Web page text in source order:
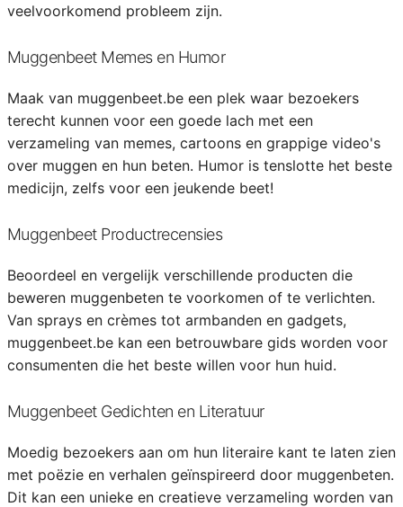
veelvoorkomend probleem zijn.
Muggenbeet Memes en Humor
Maak van muggenbeet.be een plek waar bezoekers
terecht kunnen voor een goede lach met een
verzameling van memes, cartoons en grappige video's
over muggen en hun beten. Humor is tenslotte het beste
medicijn, zelfs voor een jeukende beet!
Muggenbeet Productrecensies
Beoordeel en vergelijk verschillende producten die
beweren muggenbeten te voorkomen of te verlichten.
Van sprays en crèmes tot armbanden en gadgets,
muggenbeet.be kan een betrouwbare gids worden voor
consumenten die het beste willen voor hun huid.
Muggenbeet Gedichten en Literatuur
Moedig bezoekers aan om hun literaire kant te laten zien
met poëzie en verhalen geïnspireerd door muggenbeten.
Dit kan een unieke en creatieve verzameling worden van